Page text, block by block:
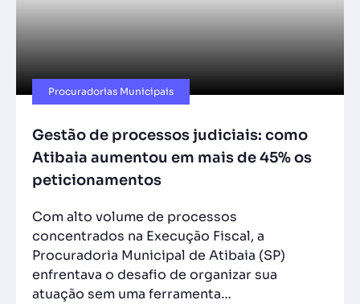
Procuradorias Municipais
Gestão de processos judiciais: como
Atibaia aumentou em mais de 45% os
peticionamentos
Com alto volume de processos
concentrados na Execução Fiscal, a
Procuradoria Municipal de Atibaia (SP)
enfrentava o desafio de organizar sua
atuação sem uma ferramenta…